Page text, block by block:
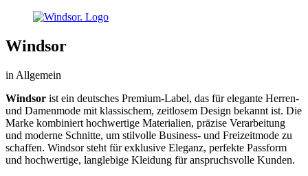
Windsor
in Allgemein
Windsor ist ein deutsches Premium-Label, das für elegante Herren-
und Damenmode mit klassischem, zeitlosem Design bekannt ist. Die
Marke kombiniert hochwertige Materialien, präzise Verarbeitung
und moderne Schnitte, um stilvolle Business- und Freizeitmode zu
schaffen. Windsor steht für exklusive Eleganz, perfekte Passform
und hochwertige, langlebige Kleidung für anspruchsvolle Kunden.